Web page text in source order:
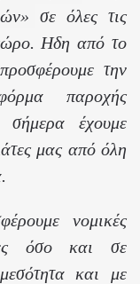
σε όλες τις
χώρο. Ηδη από το
την
παροχής
σήμερα έχουμε
μας από όλη
νομικές
όσο και σε
και με